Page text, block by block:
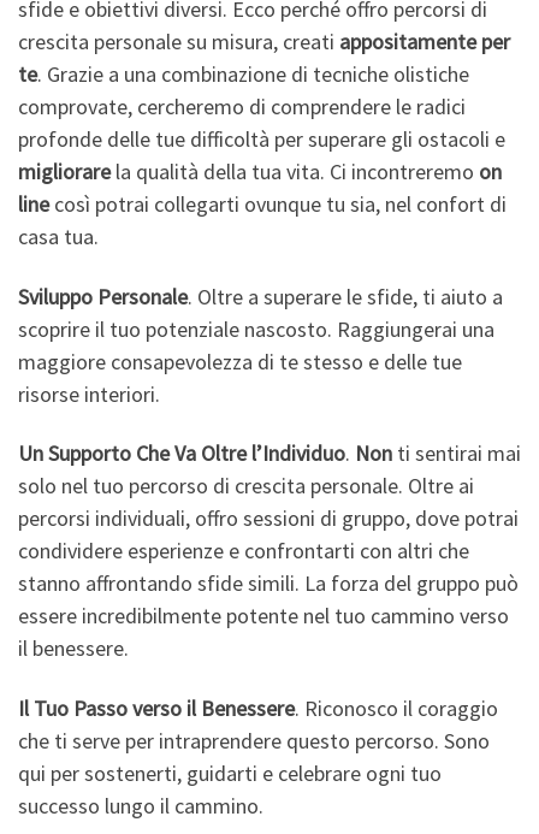
sfide e obiettivi diversi. Ecco perché offro percorsi di
crescita personale su misura, creati appositamente per
te. Grazie a una combinazione di tecniche olistiche
comprovate, cercheremo di comprendere le radici
profonde delle tue difficoltà per superare gli ostacoli e
migliorarela qualità della tua vita. Ci incontreremo on
linecosì potrai collegarti ovunque tu sia, nel confort di
casa tua.
Sviluppo Personale. Oltre a superare le sfide, ti aiuto a
scoprire il tuo potenziale nascosto. Raggiungerai una
maggiore consapevolezza di te stesso e delle tue
risorse interiori.
Un Supporto Che Va Oltre l’Individuo. Non ti sentirai mai
solo nel tuo percorso di crescita personale. Oltre ai
percorsi individuali, offro sessioni di gruppo, dove potrai
condividere esperienze e confrontarti con altri che
stanno affrontando sfide simili. La forza del gruppo può
essere incredibilmente potente nel tuo cammino verso
il benessere.
Il Tuo Passo verso il Benessere. Riconosco il coraggio
che ti serve per intraprendere questo percorso. Sono
qui per sostenerti, guidarti e celebrare ogni tuo
successo lungo il cammino.